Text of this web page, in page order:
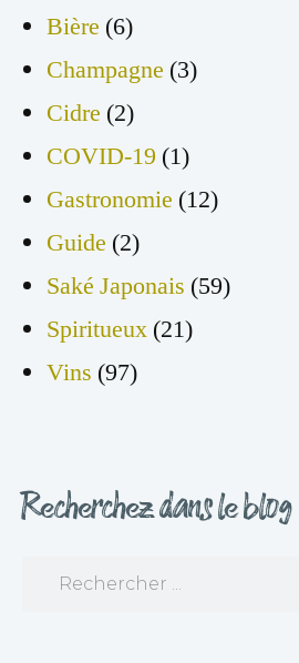
Bière (6)
Champagne (3)
Cidre (2)
COVID-19 (1)
Gastronomie (12)
Guide (2)
Saké Japonais (59)
Spiritueux (21)
Vins (97)
Recherchez dans le blog